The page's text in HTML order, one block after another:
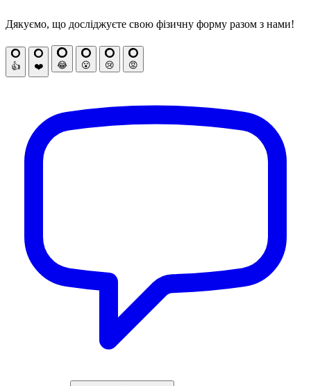
Дякуємо, що досліджуєте свою фізичну форму разом з нами!
👍 ❤️ 😂 😮 😢 😡